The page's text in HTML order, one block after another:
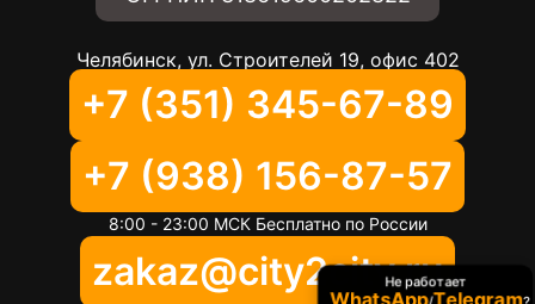
Челябинск, ул. Строителей 19, офис 402
+7 (351) 345-67-89
+7 (938) 156-87-57
8:00 - 23:00 МСК Бесплатно по России
zakaz@city2city.ru
Не работает